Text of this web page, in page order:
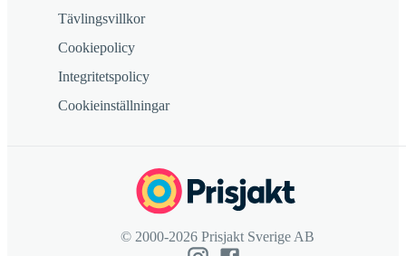
Tävlingsvillkor
Cookiepolicy
Integritetspolicy
Cookieinställningar
© 2000-2026 Prisjakt Sverige AB